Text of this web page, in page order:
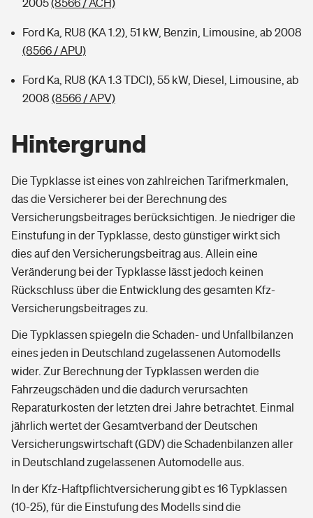
2005(8566 / ACH)
Ford Ka, RU8 (KA 1.2), 51 kW, Benzin, Limousine, ab 2008
(8566 / APU)
Ford Ka, RU8 (KA 1.3 TDCI), 55 kW, Diesel, Limousine, ab
2008 (8566 / APV)
Hintergrund
Die Typklasse ist eines von zahlreichen Tarifmerkmalen,
das die Versicherer bei der Berechnung des
Versicherungsbeitrages berücksichtigen. Je niedriger die
Einstufung in der Typklasse, desto günstiger wirkt sich
dies auf den Versicherungsbeitrag aus. Allein eine
Veränderung bei der Typklasse lässt jedoch keinen
Rückschluss über die Entwicklung des gesamten Kfz-
Versicherungsbeitrages zu.
Die Typklassen spiegeln die Schaden- und Unfallbilanzen
eines jeden in Deutschland zugelassenen Automodells
wider. Zur Berechnung der Typklassen werden die
Fahrzeugschäden und die dadurch verursachten
Reparaturkosten der letzten drei Jahre betrachtet. Einmal
jährlich wertet der Gesamtverband der Deutschen
Versicherungswirtschaft (GDV) die Schadenbilanzen aller
in Deutschland zugelassenen Automodelle aus.
In der Kfz-Haftpflichtversicherung gibt es 16 Typklassen
(10-25), für die Einstufung des Modells sind die